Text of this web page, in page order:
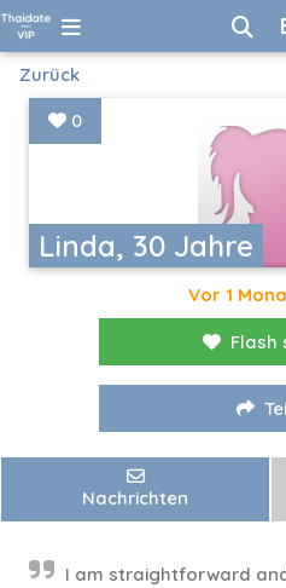
Zurück
Linda, 30 Jahre
0
Vor 1
Flash
Nachrichten
I am straightforward